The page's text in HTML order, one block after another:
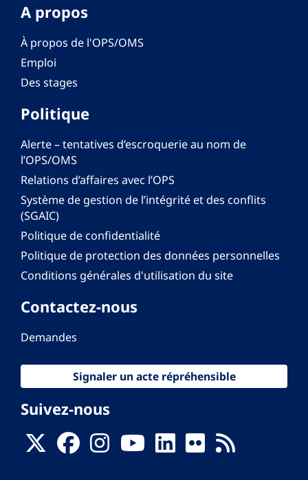
A propos
À propos de l'OPS/OMS
Emploi
Des stages
Politique
Alerte – tentatives d’escroquerie au nom de
l’OPS/OMS
Relations d’affaires avec l’OPS
Système de gestion de l’intégrité et des conflits
(SGAIC)
Politique de confidentialité
Politique de protection des données personnelles
Conditions générales d'utilisation du site
Contactez-nous
Demandes
Signaler un acte répréhensible
Suivez-nous